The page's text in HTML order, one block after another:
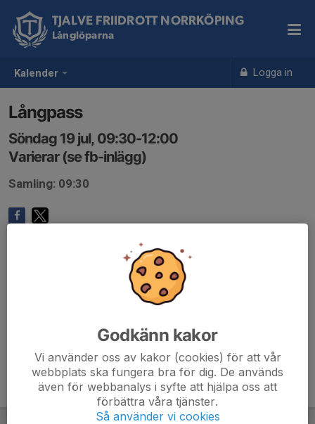
Kalender Logga in
TJALVE FRIIDROTT NORRKÖPING
Långlöparna
Långpass
Söndag 19 jul, 09:30-12:00
Varierar (se fb-inlägg)
Samling: 09:30
Godkänn kakor
Vi använder oss av kakor (cookies) för att vår
webbplats ska fungera bra för dig. De används
även för webbanalys i syfte att hjälpa oss att
förbättra våra tjänster.
Så använder vi cookies